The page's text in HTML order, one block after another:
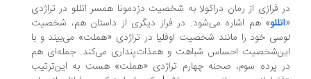
فرازی از رمان دراکولا به شخصیت دزدمونا همسر اتللو در تراژدی
» هم اشاره می‌شود. در فراز دیگری از داستان هم، شخصیت
خود را مانند شخصیت اوفلیا در تراژدی «هملت» می‌بیند و با
احساس شباهت و همذات‌پنداری می‌کند. جمله‌ای هم
پرده سوم، صحنه چهارم تراژدی «هملت» هست به این‌ترتیب